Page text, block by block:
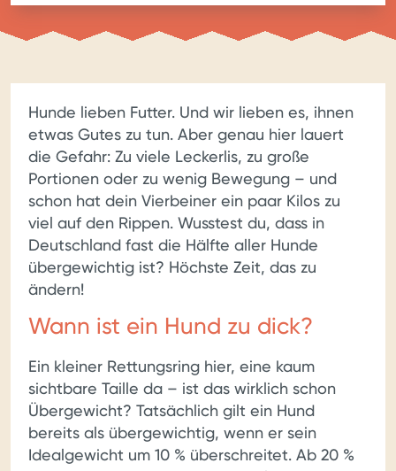
Hunde lieben Futter. Und wir lieben es, ihnen
etwas Gutes zu tun. Aber genau hier lauert
die Gefahr: Zu viele Leckerlis, zu große
Portionen oder zu wenig Bewegung – und
schon hat dein Vierbeiner ein paar Kilos zu
viel auf den Rippen. Wusstest du, dass in
Deutschland fast die Hälfte aller Hunde
übergewichtig ist? Höchste Zeit, das zu
ändern!
Wann ist ein Hund zu dick?
Ein kleiner Rettungsring hier, eine kaum
sichtbare Taille da – ist das wirklich schon
Übergewicht? Tatsächlich gilt ein Hund
bereits als übergewichtig, wenn er sein
Idealgewicht um 10 % überschreitet. Ab 20 %